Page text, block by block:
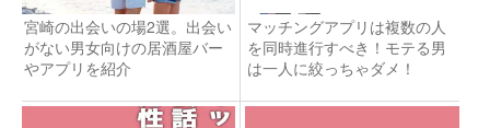
宮崎の出会いの場2選。出会い
がない男女向けの居酒屋バー
やアプリを紹介
マッチングアプリは複数の人
を同時進行すべき！モテる男
は一人に絞っちゃダメ！